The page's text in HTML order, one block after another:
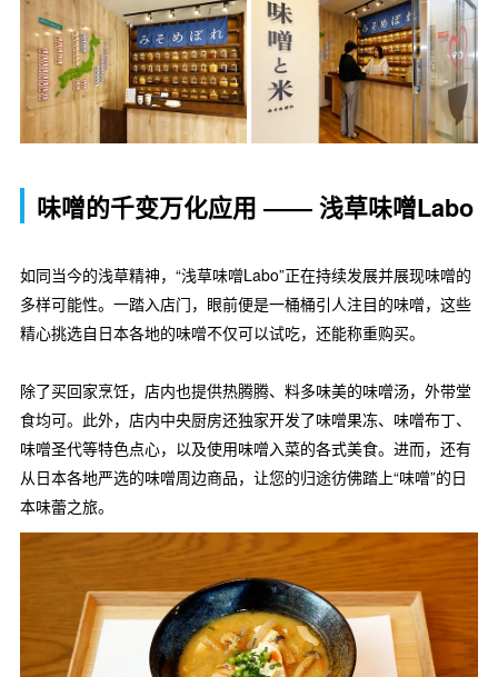
味噌的千变万化应用 ―― 浅草味噌Labo
如同当今的浅草精神，“浅草味噌Labo”正在持续发展并展现味噌的
多样可能性。一踏入店门，眼前便是一桶桶引人注目的味噌，这些
精心挑选自日本各地的味噌不仅可以试吃，还能称重购买。
除了买回家烹饪，店内也提供热腾腾、料多味美的味噌汤，外带堂
食均可。此外，店内中央厨房还独家开发了味噌果冻、味噌布丁、
味噌圣代等特色点心，以及使用味噌入菜的各式美食。进而，还有
从日本各地严选的味噌周边商品，让您的归途彷佛踏上“味噌”的日
本味蕾之旅。